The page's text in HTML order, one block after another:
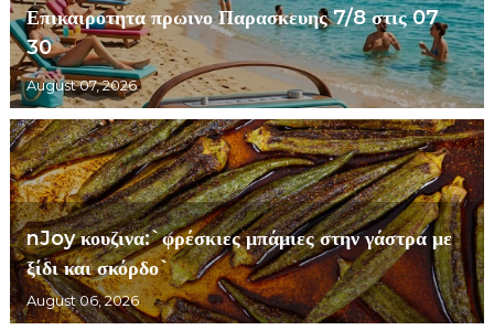
Επικαιροτητα πρωινο Παρασκευης 7/8 στις 07
30
August 07, 2026
nJoy κουζινα:`φρέσκιες μπάμιες στην γάστρα με
ξίδι και σκόρδο`
August 06, 2026